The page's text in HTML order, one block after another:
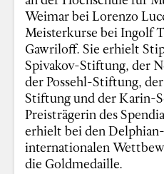
Weimar bei Lorenzo
Meisterkurse bei Ingolf
Gawriloff. Sie erhielt
Spivakov-Stiftung, der
der Possehl-Stiftung,
Stiftung und der Karin-
Preisträgerin des
erhielt bei den
internationalen
die Goldmedaille.